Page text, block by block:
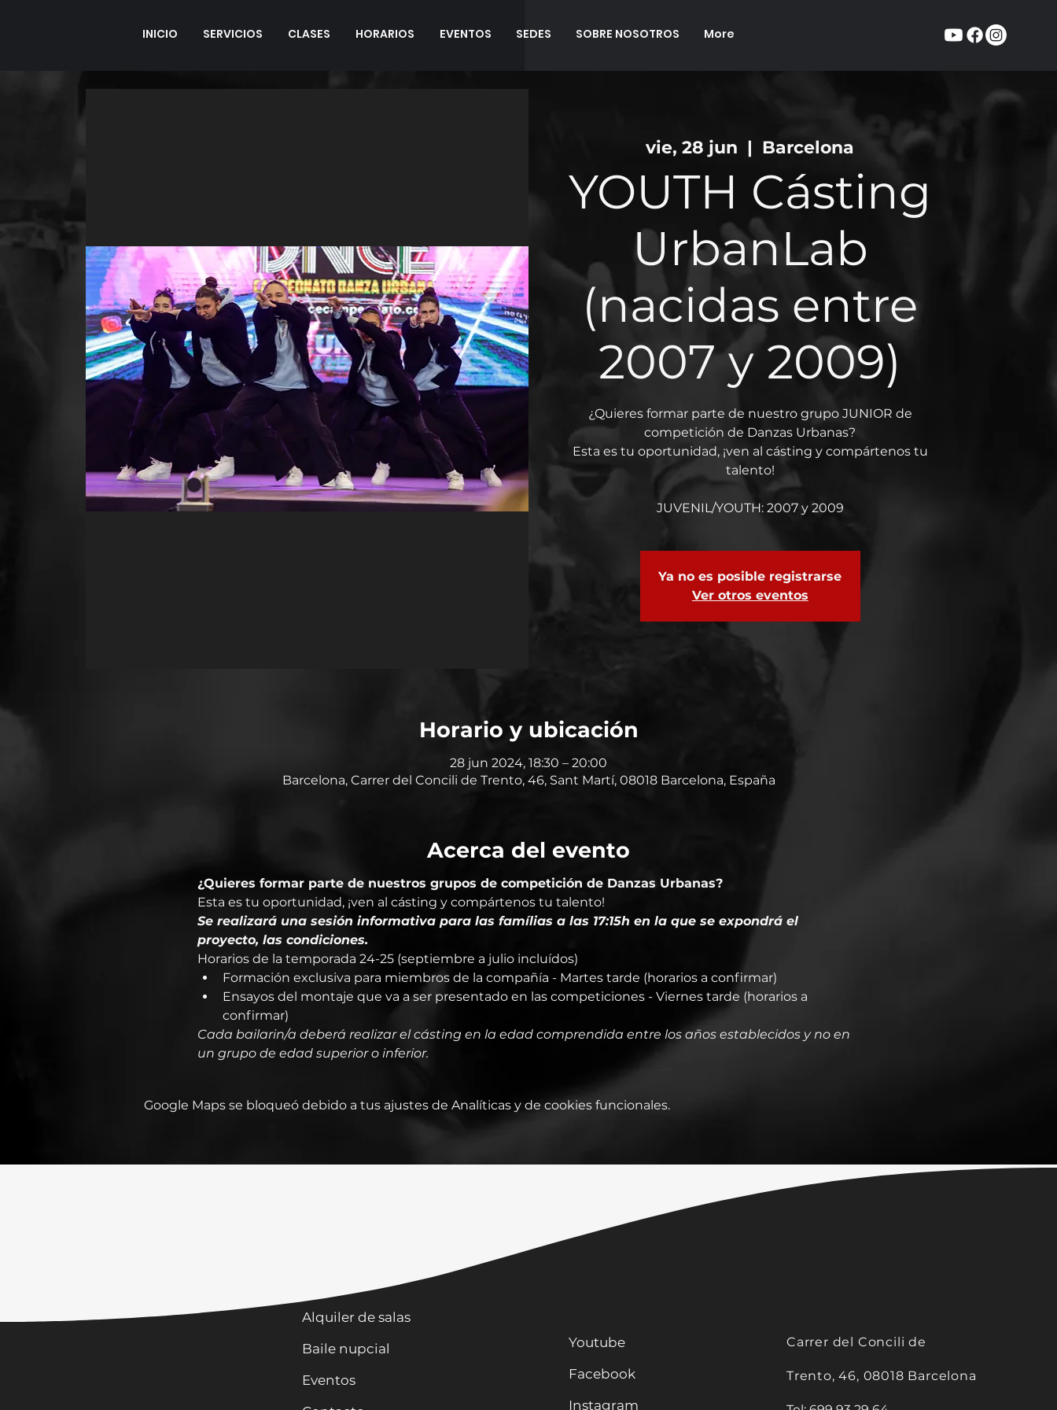
INICIO SERVICIOS CLASES HORARIOS EVENTOS SEDES SOBRE NOSOTROS More
vie, 28 jun
  |
Barcelona
YOUTH Cásting
UrbanLab
(nacidas entre
2007 y 2009)
¿Quieres formar parte de nuestro grupo JUNIOR de
competición de Danzas Urbanas?
Esta es tu oportunidad, ¡ven al cásting y compártenos tu
talento!
JUVENIL/YOUTH: 2007 y 2009
Ya no es posible registrarse
Ver otros eventos
Horario y ubicación
28 jun 2024, 18:30 – 20:00
Barcelona, Carrer del Concili de Trento, 46, Sant Martí, 08018 Barcelona, España
Acerca del evento
¿Quieres formar parte de nuestros grupos de competición de Danzas Urbanas?
Esta es tu oportunidad, ¡ven al cásting y compártenos tu talento!
Se realizará una sesión informativa para las famílias a las 17:15h en la que se expondrá el
proyecto, las condiciones.
Horarios de la temporada 24-25 (septiembre a julio incluídos)
Formación exclusiva para miembros de la compañía - Martes tarde (horarios a confirmar)
Ensayos del montaje que va a ser presentado en las competiciones - Viernes tarde (horarios a
confirmar)
Cada bailarin/a deberá realizar el cásting en la edad comprendida entre los años establecidos y no en
un grupo de edad superior o inferior.
Google Maps se bloqueó debido a tus ajustes de Analíticas y de cookies funcionales.
Alquiler de salas
Baile nupcial
Eventos
Youtube
Facebook
Instagram
Carrer del Concili de
Trento, 46, 08018 Barcelona